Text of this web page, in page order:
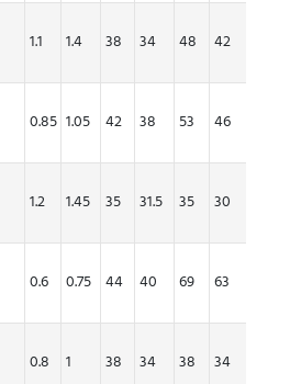
1.1 1.4 38 34 48 42
0.85 1.05 42 38 53 46
1.2 1.45 35 31.5 35 30
0.6 0.75 44 40 69 63
0.8 1 38 34 38 34